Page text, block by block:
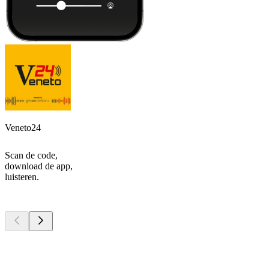
Veneto24
Scan de code,
download de app,
luisteren.